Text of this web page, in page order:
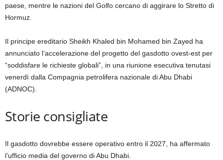
paese, mentre le nazioni del Golfo cercano di aggirare lo Stretto di
Hormuz.
Il principe ereditario Sheikh Khaled bin Mohamed bin Zayed ha
annunciato l’accelerazione del progetto del gasdotto ovest-est per
“soddisfare le richieste globali”, in una riunione esecutiva tenutasi
venerdì dalla Compagnia petrolifera nazionale di Abu Dhabi
(ADNOC).
Storie consigliate
elenco
di
fine
dell’elenco
Il gasdotto dovrebbe essere operativo entro il 2027, ha affermato
l’ufficio media del governo di Abu Dhabi.